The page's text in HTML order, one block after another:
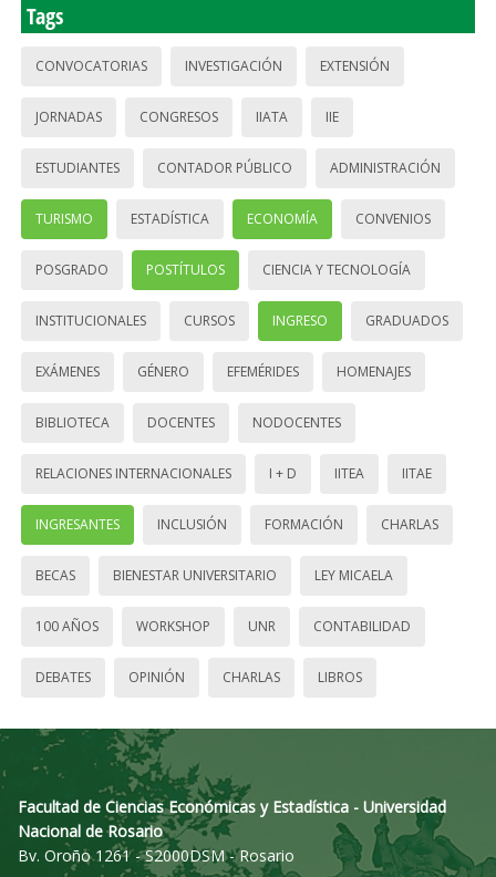
Tags
CONVOCATORIAS INVESTIGACIÓN EXTENSIÓN
JORNADAS CONGRESOS IIATA IIE
ESTUDIANTES CONTADOR PÚBLICO ADMINISTRACIÓN
TURISMO ESTADÍSTICA ECONOMÍA CONVENIOS
POSGRADO POSTÍTULOS CIENCIA Y TECNOLOGÍA
INSTITUCIONALES CURSOS INGRESO GRADUADOS
EXÁMENES GÉNERO EFEMÉRIDES HOMENAJES
BIBLIOTECA DOCENTES NODOCENTES
RELACIONES INTERNACIONALES I + D IITEA IITAE
INGRESANTES INCLUSIÓN FORMACIÓN CHARLAS
BECAS BIENESTAR UNIVERSITARIO LEY MICAELA
100 AÑOS WORKSHOP UNR CONTABILIDAD
DEBATES OPINIÓN CHARLAS LIBROS
Facultad de Ciencias Económicas y Estadística - Universidad
Nacional de Rosario
Bv. Oroño 1261 - S2000DSM - Rosario